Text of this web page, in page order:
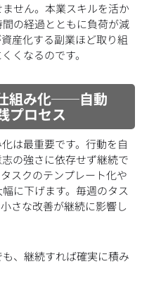
せん。本業スキルを活か
の経過とともに負荷が減
産化する副業ほど取り組
くなるのです。
組み化──自動
プロセス
は最重要です。行動を自
の強さに依存せず継続で
スクのテンプレート化や
に下げます。毎週のタス
さな改善が継続に影響し
、継続すれば確実に積み